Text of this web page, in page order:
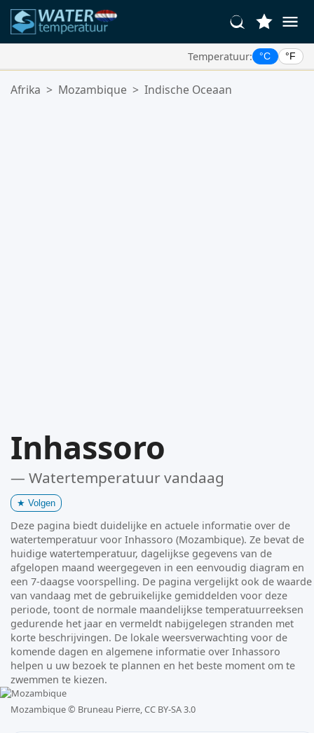
Temperatuur: °C °F
Uw Favoriete Locaties:
Afrika > Mozambique > Indische Oceaan
Inhassoro
— Watertemperatuur vandaag
★ Volgen
Deze pagina biedt duidelijke en actuele informatie over de
watertemperatuur voor Inhassoro (Mozambique). Ze bevat de
huidige watertemperatuur, dagelijkse gegevens van de
afgelopen maand weergegeven in een eenvoudig diagram en
een 7-daagse voorspelling. De pagina vergelijkt ook de waarde
van vandaag met de gebruikelijke gemiddelden voor deze
periode, toont de normale maandelijkse temperatuurreeksen
gedurende het jaar en vermeldt nabijgelegen stranden met
korte beschrijvingen. De lokale weersverwachting voor de
komende dagen en algemene informatie over Inhassoro
helpen u uw bezoek te plannen en het beste moment om te
zwemmen te kiezen.
Mozambique © Bruneau Pierre, CC BY-SA 3.0